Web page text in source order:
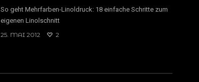
So geht Mehrfarben-Linoldruck: 18 einfache Schritte zum
eigenen Linolschnitt
25. MAI 2012
2